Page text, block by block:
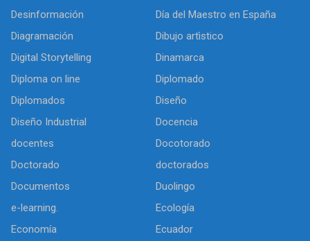
Desinformación
Día del Maestro en España
Diagramación
Dibujo artìstico
Digital Storytelling
Dinamarca
Diploma on line
Diplomado
Diplomados
Diseño
Diseño Industrial
Docencia
docentes
Docotorado
Doctorado
doctorados
Documentos
Duolingo
e-learning.
Ecología
Economía
Ecuador